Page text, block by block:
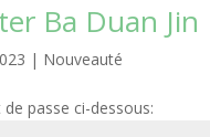
Ba Duan Jin
| Nouveauté
passe ci-dessous: